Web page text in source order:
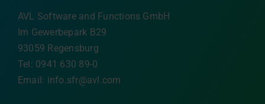
AVL Software and Functions GmbH
Im Gewerbepark B29
93059 Regensburg
Tel: 0941 630 89-0
Email: info.sfr@avl.com